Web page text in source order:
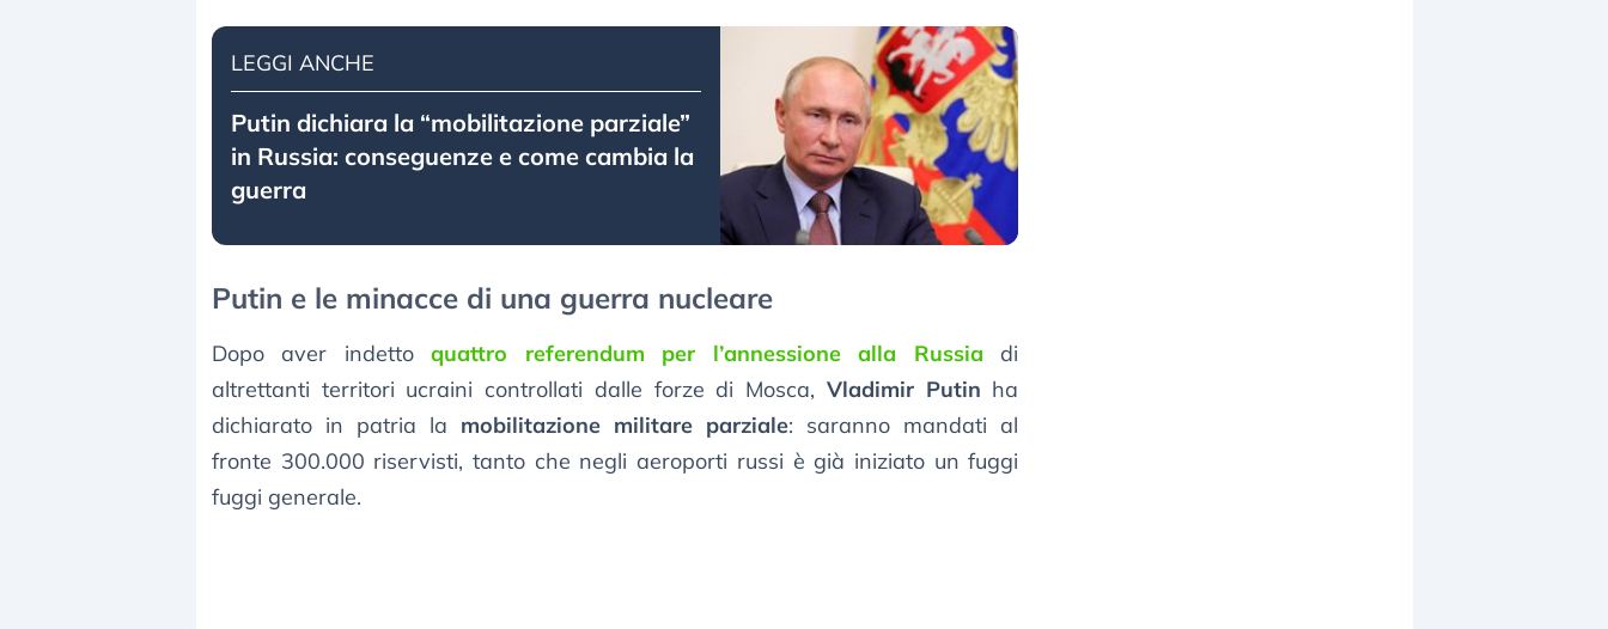
LEGGI ANCHE
Putin dichiara la “mobilitazione parziale”
in Russia: conseguenze e come cambia la
guerra
Putin e le minacce di una guerra nucleare
Dopo aver indettoquattro referendum per l’annessione alla Russia di
altrettanti territori ucraini controllati dalle forze di Mosca, Vladimir Putin ha
dichiarato in patria la mobilitazione militare parziale: saranno mandati al
fronte 300.000 riservisti, tanto che negli aeroporti russi è già iniziato un fuggi
fuggi generale.